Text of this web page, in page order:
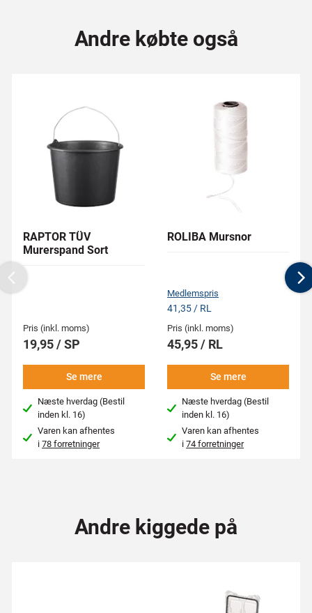
Andre købte også
RAPTOR TÜV
Murerspand Sort
Pris (inkl. moms)
19,95 / SP
Se mere
Næste hverdag (Bestil
inden kl. 16)
Varen kan afhentes
i78 forretninger
ROLIBA Mursnor
Medlemspris
41,35 / RL
Pris (inkl. moms)
45,95 / RL
Se mere
Næste hverdag (Bestil
inden kl. 16)
Varen kan afhentes
i74 forretninger
Previous
Andre kiggede på